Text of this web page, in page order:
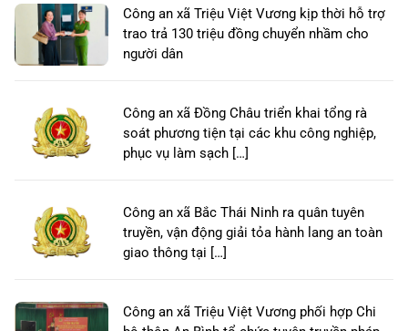
Công an xã Triệu Việt Vương kịp thời hỗ trợ
trao trả 130 triệu đồng chuyển nhầm cho
người dân
Công an xã Đồng Châu triển khai tổng rà
soát phương tiện tại các khu công nghiệp,
phục vụ làm sạch […]
Công an xã Bắc Thái Ninh ra quân tuyên
truyền, vận động giải tỏa hành lang an toàn
giao thông tại […]
Công an xã Triệu Việt Vương phối hợp Chi